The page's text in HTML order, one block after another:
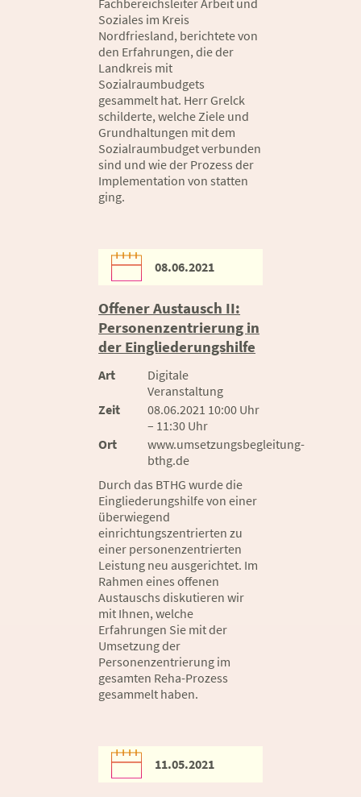
Fachbereichsleiter Arbeit und
Soziales im Kreis
Nordfriesland, berichtete von
den Erfahrungen, die der
Landkreis mit
Sozialraumbudgets
gesammelt hat. Herr Grelck
schilderte, welche Ziele und
Grundhaltungen mit dem
Sozialraumbudget verbunden
sind und wie der Prozess der
Implementation von statten
ging.
08.06.2021
Offener Austausch II:
Personenzentrierung in
der Eingliederungshilfe
Art
Digitale
Veranstaltung
Zeit
08.06.2021 10:00 Uhr
– 11:30 Uhr
Ort
www.umsetzungsbegleitung-
bthg.de
Durch das BTHG wurde die
Eingliederungshilfe von einer
überwiegend
einrichtungszentrierten zu
einer personenzentrierten
Leistung neu ausgerichtet. Im
Rahmen eines offenen
Austauschs diskutieren wir
mit Ihnen, welche
Erfahrungen Sie mit der
Umsetzung der
Personenzentrierung im
gesamten Reha-Prozess
gesammelt haben.
11.05.2021